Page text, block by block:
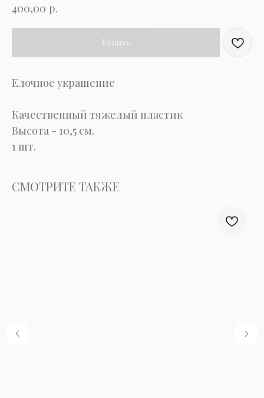
400,00 р.
Купить
Елочное украшение
Качественный тяжелый пластик
Высота - 10,5 см.
1 шт.
СМОТРИТЕ ТАКЖЕ